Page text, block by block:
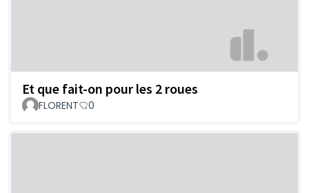
Et que fait-on pour les 2 roues
FLORENT 0